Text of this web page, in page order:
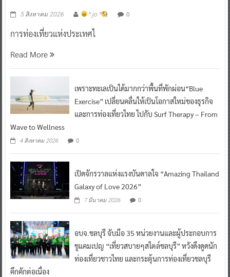
5 สิงหาคม 2026 ^ jo ^ 0
การท่องเที่ยวแห่งประเทศไ
Read More
เพราะทะเลเป็นได้มากกว่าพื้นที่พักผ่อน“Blue
Exercise” เปลี่ยนคลื่นให้เป็นโอกาสใหม่ของธุรกิจ
และการท่องเที่ยวไทย ไปกับ Surf Therapy – From
Wave to Wellness
4 สิงหาคม 2026 0
เปิดจักรวาลแห่งแรงบันดาลใจ “Amazing Thailand
Galaxy of Love 2026”
7 มีนาคม 2026 0
อบจ.ชลบุรี จับมือ 35 หน่วยงานและผู้ประกอบการ
ชูแคมเปญ “เที่ยวสบายๆสไตล์ชลบุรี” หวังดึงดูดนัก
ท่องเที่ยวชาวไทย และกระตุ้นการท่องเที่ยวชลบุรี
คึกคักต่อเนื่อง